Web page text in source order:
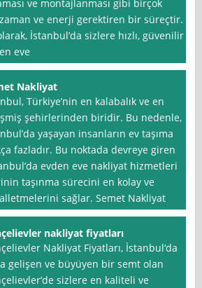
ve montajlanması gibi birçok
ve enerji gerektiren bir süreçtir.
İstanbul’da sizlere hızlı, güvenilir
eve
Nakliyat
Türkiye’nin en kalabalık ve en
şehirlerinden biridir. Bu nedenle,
yaşayan insanların ev taşıma
fazladır. Bu noktada devreye giren
evden eve nakliyat hizmetleri
taşınma sürecini en kolay ve
sağlar. Semet Nakliyat
nakliyat fiyatları
Nakliyat Fiyatları, İstanbul‘da
gelişen ve büyüyen bir semt olan
sizlere en kaliteli ve